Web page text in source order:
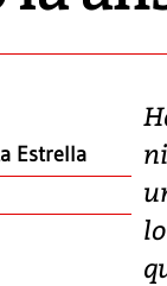
Estrella